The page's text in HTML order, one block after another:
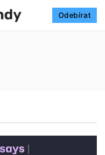
Odebírat